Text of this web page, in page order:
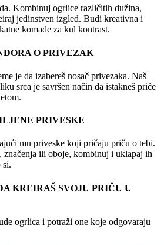
Kombinuj ogrlice različitih dužina,
jedinstven izgled. Budi kreativna i
komade za kul kontrast.
O PRIVEZAK
je da izabereš nosač privezaka. Naš
srca je savršen način da istakneš priče
PRIVESKE
mu priveske koji pričaju priču o tebi.
značenja ili oboje, kombinuj i uklapaj ih
si.
KREIRAŠ SVOJU PRIČU U
ogrlica i potraži one koje odgovaraju